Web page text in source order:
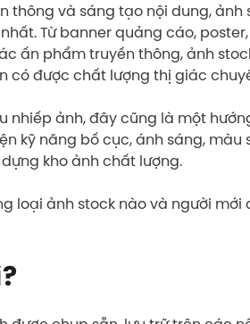
thông và sáng tạo nội dung,
Từ banner quảng cáo,
ấn phẩm truyền thông, ảnh
có được chất lượng thị giác
nhiếp ảnh, đây cũng là một
kỹ năng bố cục, ánh sáng,
kho ảnh chất lượng.
loại ảnh stock nào và người